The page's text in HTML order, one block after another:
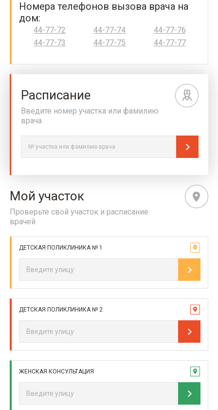
Номера телефонов вызова врача на
дом:
44-77-72
44-77-73
44-77-74
44-77-75
44-77-76
44-77-77
Расписание
Введите номер участка или фамилию
врача
Мой участок
Проверьте свой участок и расписание
врачей
ДЕТСКАЯ ПОЛИКЛИНИКА № 1
ДЕТСКАЯ ПОЛИКЛИНИКА № 2
ЖЕНСКАЯ КОНСУЛЬТАЦИЯ